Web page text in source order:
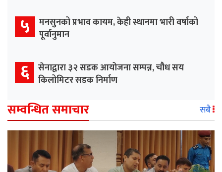
५ मनसुनको प्रभाव कायम, केही स्थानमा भारी वर्षाको
पूर्वानुमान
६ सेनाद्वारा ३२ सडक आयोजना सम्पन्न, चौध सय
किलोमिटर सडक निर्माण
सम्वन्धित समाचार सबै